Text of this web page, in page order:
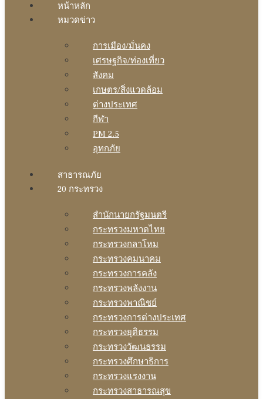
หน้าหลัก
หมวดข่าว
การเมือง/มั่นคง
เศรษฐกิจ/ท่องเที่ยว
สังคม
เกษตร/สิ่งแวดล้อม
ต่างประเทศ
กีฬา
PM 2.5
อุทกภัย
สาธารณภัย
20 กระทรวง
สํานักนายกรัฐมนตรี
กระทรวงมหาดไทย
กระทรวงกลาโหม
กระทรวงคมนาคม
กระทรวงการคลัง
กระทรวงพลังงาน
กระทรวงพาณิชย์
กระทรวงการต่างประเทศ
กระทรวงยุติธรรม
กระทรวงวัฒนธรรม
กระทรวงศึกษาธิการ
กระทรวงแรงงาน
กระทรวงสาธารณสุข